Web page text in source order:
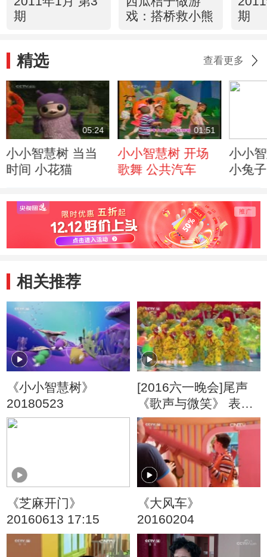
期
戏：搭桥救小熊
期
精选 查看更多
05:24
小小智慧树 当当
时间 小花猫
01:51
小小智慧树 开场
歌舞 公共汽车
小小
小兔子
相关推荐
《小小智慧树》
20180523
[2016六一晚会]尾声
《歌声与微笑》 表
演：银河少儿电视艺
术团等
《芝麻开门》
20160613 17:15
《大风车》
20160204